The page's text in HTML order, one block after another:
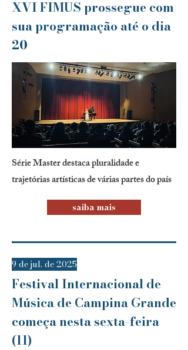
XVI FIMUS prossegue com
sua programação até o dia
20
Série Master destaca pluralidade e
trajetórias artísticas de várias partes do país
saiba mais
9 de jul. de 2025
Festival Internacional de
Música de Campina Grande
começa nesta sexta-feira
(11)